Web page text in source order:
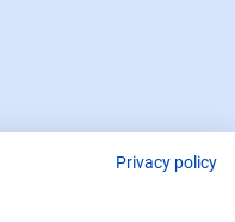
Privacy policy